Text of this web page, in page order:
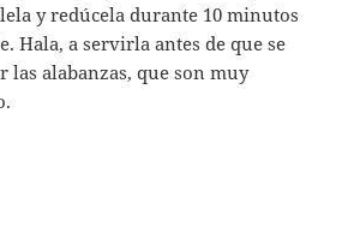
y redúcela durante 10 minutos
Hala, a servirla antes de que se
las alabanzas, que son muy